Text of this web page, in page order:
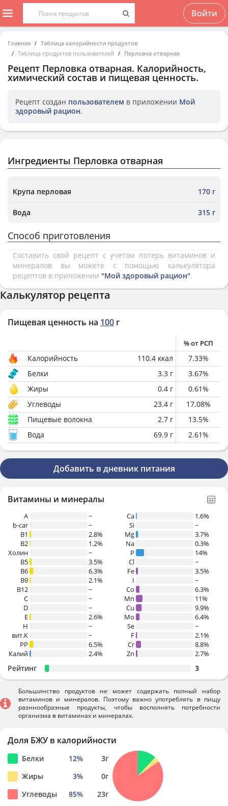
Войти
Главная
Таблица калорийности продуктов
Таблица продуктов пользователей
Перловка отварная
Рецепт Перловка отварная. Калорийность,
химический состав и пищевая ценность.
Рецепт создан пользователем в приложении Мой
здоровый рацион.
Ингредиенты Перловка отварная
Крупа перловая 170 г
Вода 315 г
Способ приготовления
Составить свой рецепт с учетом потерь витаминов и
минералов вы можете с помощью калькулятора
рецептов в приложении "Мой здоровый рацион".
Калькулятор рецепта
Пищевая ценность на 100 г
% от РСП
Калорийность 110.4 ккал 7.33%
Белки
3.3 г 3.67%
Жиры
0.4 г 0.61%
Углеводы
23.4 г 17.08%
Пищевые волокна
2.7 г 13.5%
Вода
69.9 г 2.61%
Добавить в дневник питания
Витамины и минералы
A
~
b-car
~
В1
2.8%
B2
1.2%
Холин
~
B5
3.5%
B6
6.3%
B9
2.1%
B12
~
C
~
D
~
E
2.6%
H
~
вит.К
~
PP
6.5%
Калий
2.4%
Ca
1.6%
Si
~
Mg
3.7%
Na
0.3%
P
14%
Cl
~
Fe
3.5%
I
~
Co
6.3%
Mn
11%
Cu
9.9%
Mo
6.4%
Se
~
F
2.1%
Cr
8.8%
Zn
2.7%
Рейтинг 3
Большинство продуктов не может содержать полный набор
витаминов и минералов. Поэтому важно употреблять в пищу
разннообразные продукты, чтобы восполнять потребности
организма в витаминах и минералах.
Доля БЖУ в калорийности
Белки 12% 3г
Жиры
3% 0г
Углеводы
85% 23г